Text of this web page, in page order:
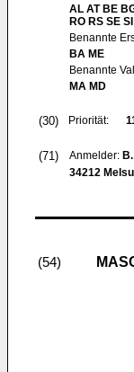
AL AT BE
RO RS SE
Benannte
BA ME
Benannte
MA MD
(30) Priorität:
(71) Anmelder:
34212
(54)